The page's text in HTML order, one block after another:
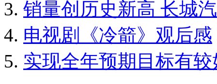
销量创历史新高 长城
电视剧《冷箭》观后感
实现全年预期目标有